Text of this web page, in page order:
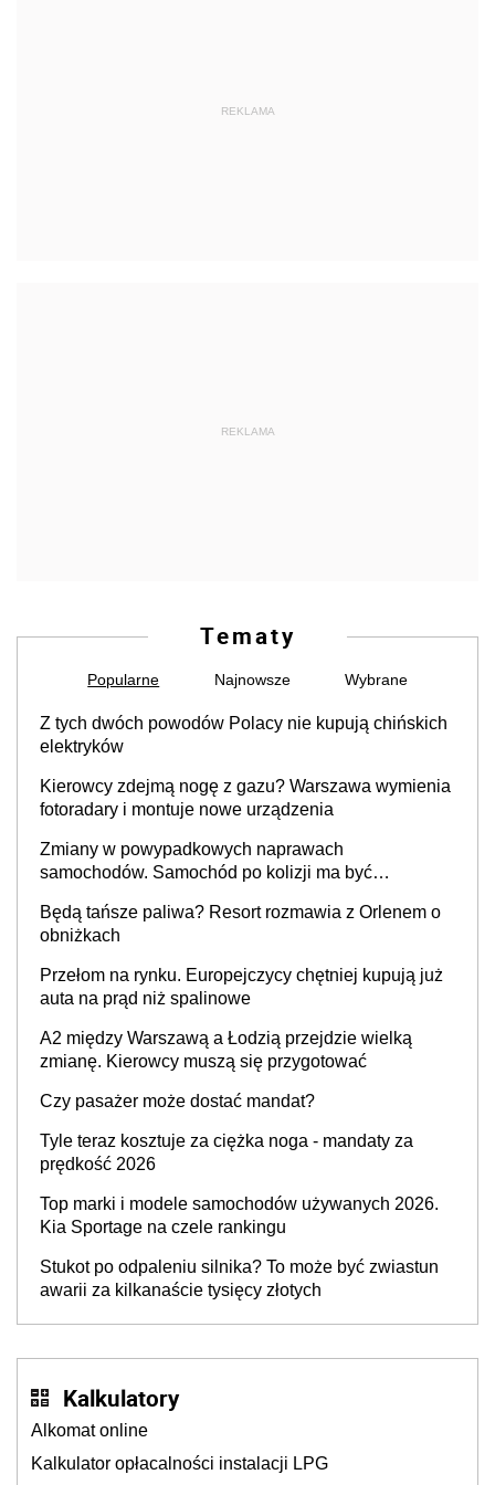
REKLAMA
REKLAMA
Tematy
Popularne Najnowsze Wybrane
Z tych dwóch powodów Polacy nie kupują chińskich
elektryków
Kierowcy zdejmą nogę z gazu? Warszawa wymienia
fotoradary i montuje nowe urządzenia
Zmiany w powypadkowych naprawach
samochodów. Samochód po kolizji ma być
producenta
Będą tańsze paliwa? Resort rozmawia z Orlenem o
obniżkach
Przełom na rynku. Europejczycy chętniej kupują już
auta na prąd niż spalinowe
A2 między Warszawą a Łodzią przejdzie wielką
zmianę. Kierowcy muszą się przygotować
Czy pasażer może dostać mandat?
Tyle teraz kosztuje za ciężka noga - mandaty za
prędkość 2026
Top marki i modele samochodów używanych 2026.
Kia Sportage na czele rankingu
Stukot po odpaleniu silnika? To może być zwiastun
awarii za kilkanaście tysięcy złotych
Kalkulatory
Alkomat online
Kalkulator opłacalności instalacji LPG